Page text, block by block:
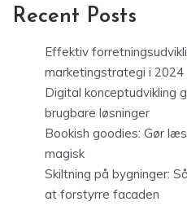
Recent Posts
Effektiv
marketingstrategi i 2024
Digital konceptudvikling
brugbare løsninger
Bookish goodies: Gør
magisk
Skiltning på bygninger:
at forstyrre facaden